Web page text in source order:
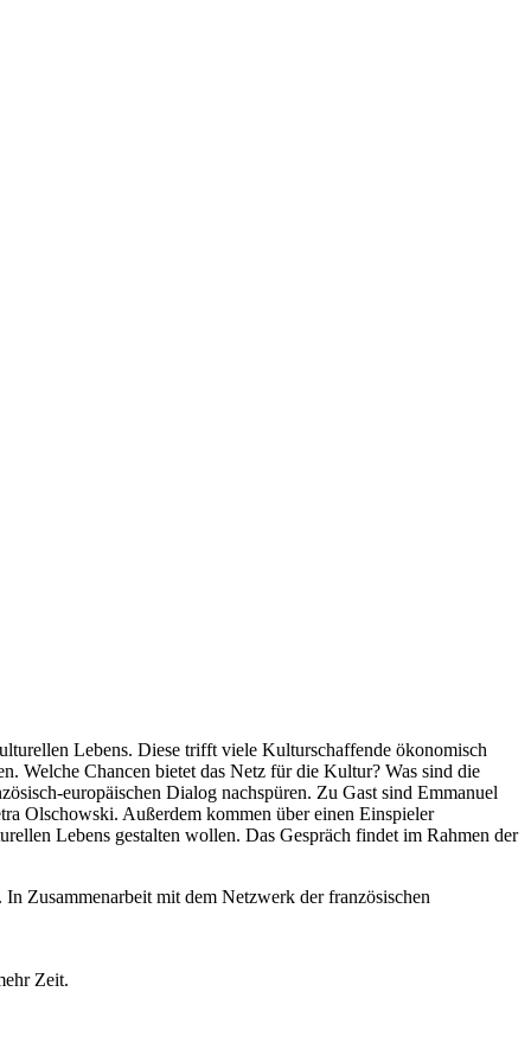
Lebens. Diese trifft viele Kulturschaffende ökonomisch
Welche Chancen bietet das Netz für die Kultur? Was sind die
europäischen Dialog nachspüren. Zu Gast sind Emmanuel
Olschowski. Außerdem kommen über einen Einspieler
Lebens gestalten wollen. Das Gespräch findet im Rahmen der
Zusammenarbeit mit dem Netzwerk der französischen
Zeit.